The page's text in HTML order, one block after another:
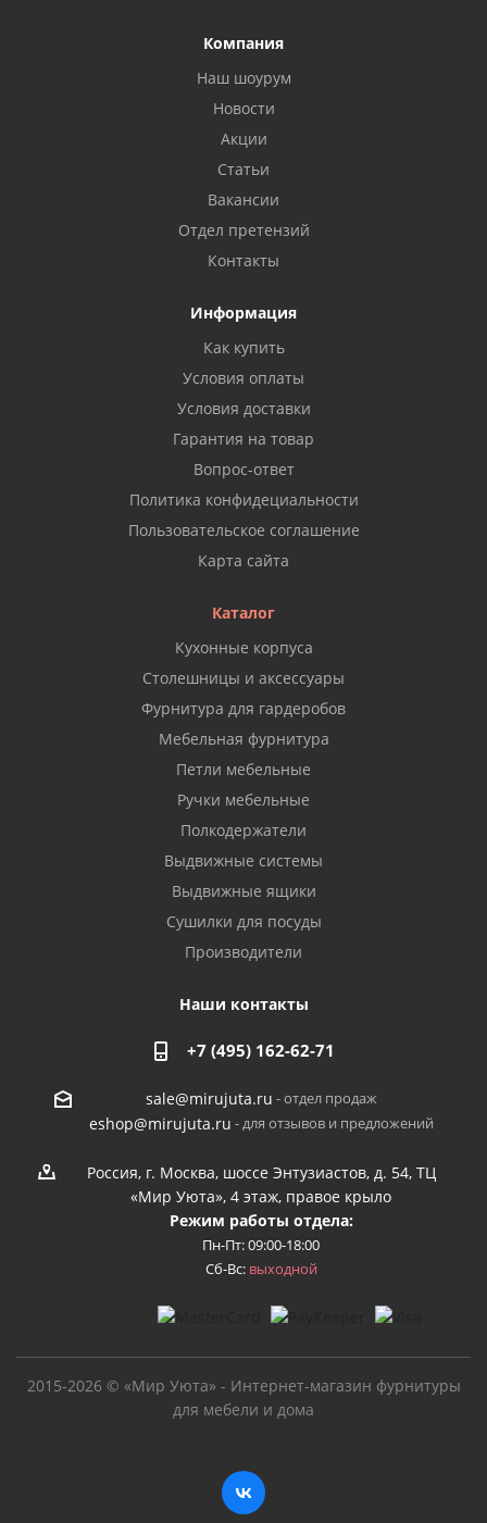
Компания
Наш шоурум
Новости
Акции
Статьи
Вакансии
Отдел претензий
Контакты
Информация
Как купить
Условия оплаты
Условия доставки
Гарантия на товар
Вопрос-ответ
Политика конфидециальности
Пользовательское соглашение
Карта сайта
Каталог
Кухонные корпуса
Столешницы и аксессуары
Фурнитура для гардеробов
Мебельная фурнитура
Петли мебельные
Ручки мебельные
Полкодержатели
Выдвижные системы
Выдвижные ящики
Сушилки для посуды
Производители
Наши контакты
+7 (495) 162-62-71
sale@mirujuta.ru - отдел продаж
eshop@mirujuta.ru - для отзывов и предложений
Россия, г. Москва, шоссе Энтузиастов, д. 54, ТЦ
«Мир Уюта», 4 этаж, правое крыло
Режим работы отдела:
Пн-Пт: 09:00-18:00
Сб-Вс: выходной
2015-2026 © «Мир Уюта» - Интернет-магазин фурнитуры
для мебели и дома